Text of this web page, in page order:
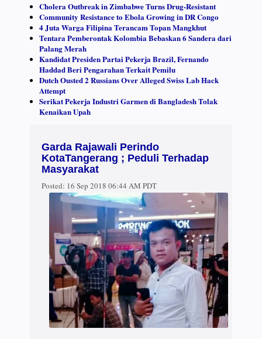
Cholera Outbreak in Zimbabwe Turns Drug-Resistant
Community Resistance to Ebola Growing in DR Congo
4 Juta Warga Filipina Terancam Topan Mangkhut
Tentara Pemberontak Kolombia Bebaskan 6 Sandera dari
Palang Merah
Kandidat Presiden Partai Pekerja Brazil, Fernando
Haddad Beri Pengarahan Terkait Pemilu
Dutch Ousted 2 Russians Over Alleged Swiss Lab Hack
Attempt
Serikat Pekerja Industri Garmen di Bangladesh Tolak
Kenaikan Upah
Garda Rajawali Perindo
KotaTangerang ; Peduli Terhadap
Masyarakat
Posted: 16 Sep 2018 06:44 AM PDT